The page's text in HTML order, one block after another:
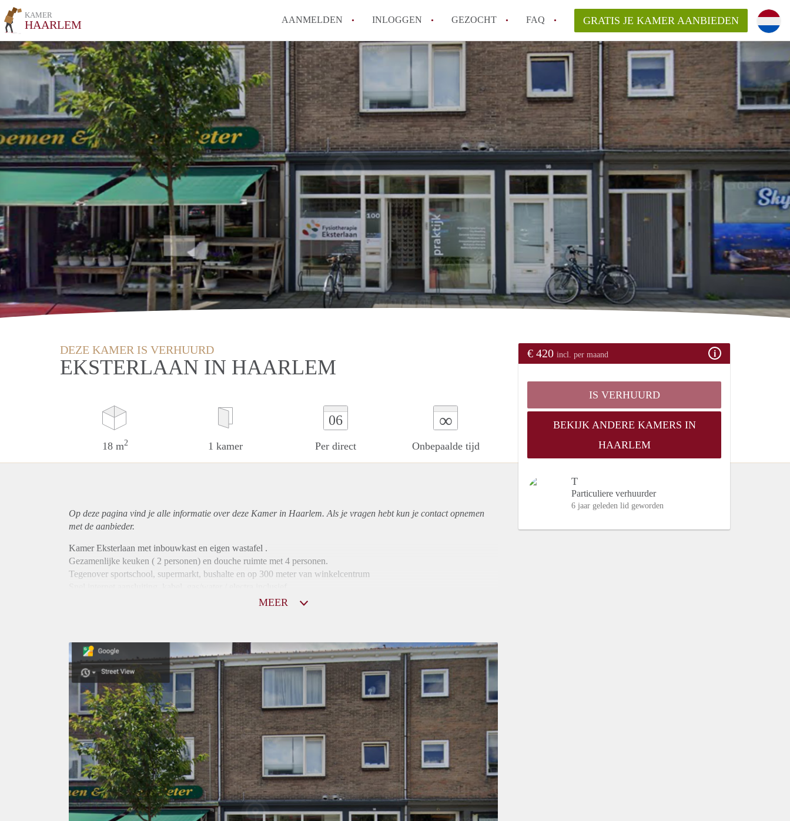
KAMER
HAARLEM AANMELDEN INLOGGEN GEZOCHT FAQ
How to translate KamerHaarlem!
Wat is KamerHaarlem?
Wat is de privacyverklaring van KamerHaarlem?
Berekent KamerHaarlem makelaarsvergoeding/bemiddelingsvergoeding?
Is KamerHaarlem verantwoordelijk voor de aangeboden Kamer / Kamers in
Haarlem?
Alle veelgestelde vragen
GRATIS JE KAMER AANBIEDEN
DEZE KAMER IS VERHUURD
EKSTERLAAN IN HAARLEM
18 m2 1 kamer
06
Per direct
∞
Onbepaalde tijd
€ 420 incl. per maand
IS VERHUURD
BEKIJK ANDERE KAMERS IN
HAARLEM
T
Particuliere verhuurder
6 jaar geleden lid geworden
Op deze pagina vind je alle informatie over deze Kamer in Haarlem. Als je vragen hebt kun je contact opnemen
met de aanbieder.
Kamer Eksterlaan met inbouwkast en eigen wastafel .
Gezamenlijke keuken ( 2 personen) en douche ruimte met 4 personen.
Tegenover sportschool, supermarkt, bushalte en op 300 meter van winkelcentrum
MEER